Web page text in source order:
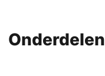
Onderdelen